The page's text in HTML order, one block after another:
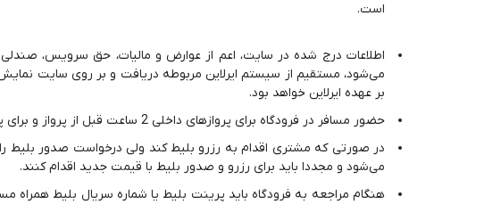
است.
اطلاعات درج شده در سایت، اعم از عوارض و مالیات، حق سرویس، صندلی
می‌شود، مستقیم از سیستم ایرلاین مربوطه دریافت و بر روی سایت
بر عهده ایرلاین خواهد بود.
حضور مسافر در فرودگاه برای پروازهای داخلی 2 ساعت قبل از پرواز و برای پروازهای خارجی 4 ساعت قبل از پرواز الزامی است.
در صورتی که مشتری اقدام به رزرو بلیط کند ولی درخواست صدور بلیط
می‌شود و مجددا باید برای رزرو و صدور بلیط با قیمت جدید اقدام کنند.
هنگام مراجعه به فرودگاه باید پرینت بلیط یا شماره سریال بلیط